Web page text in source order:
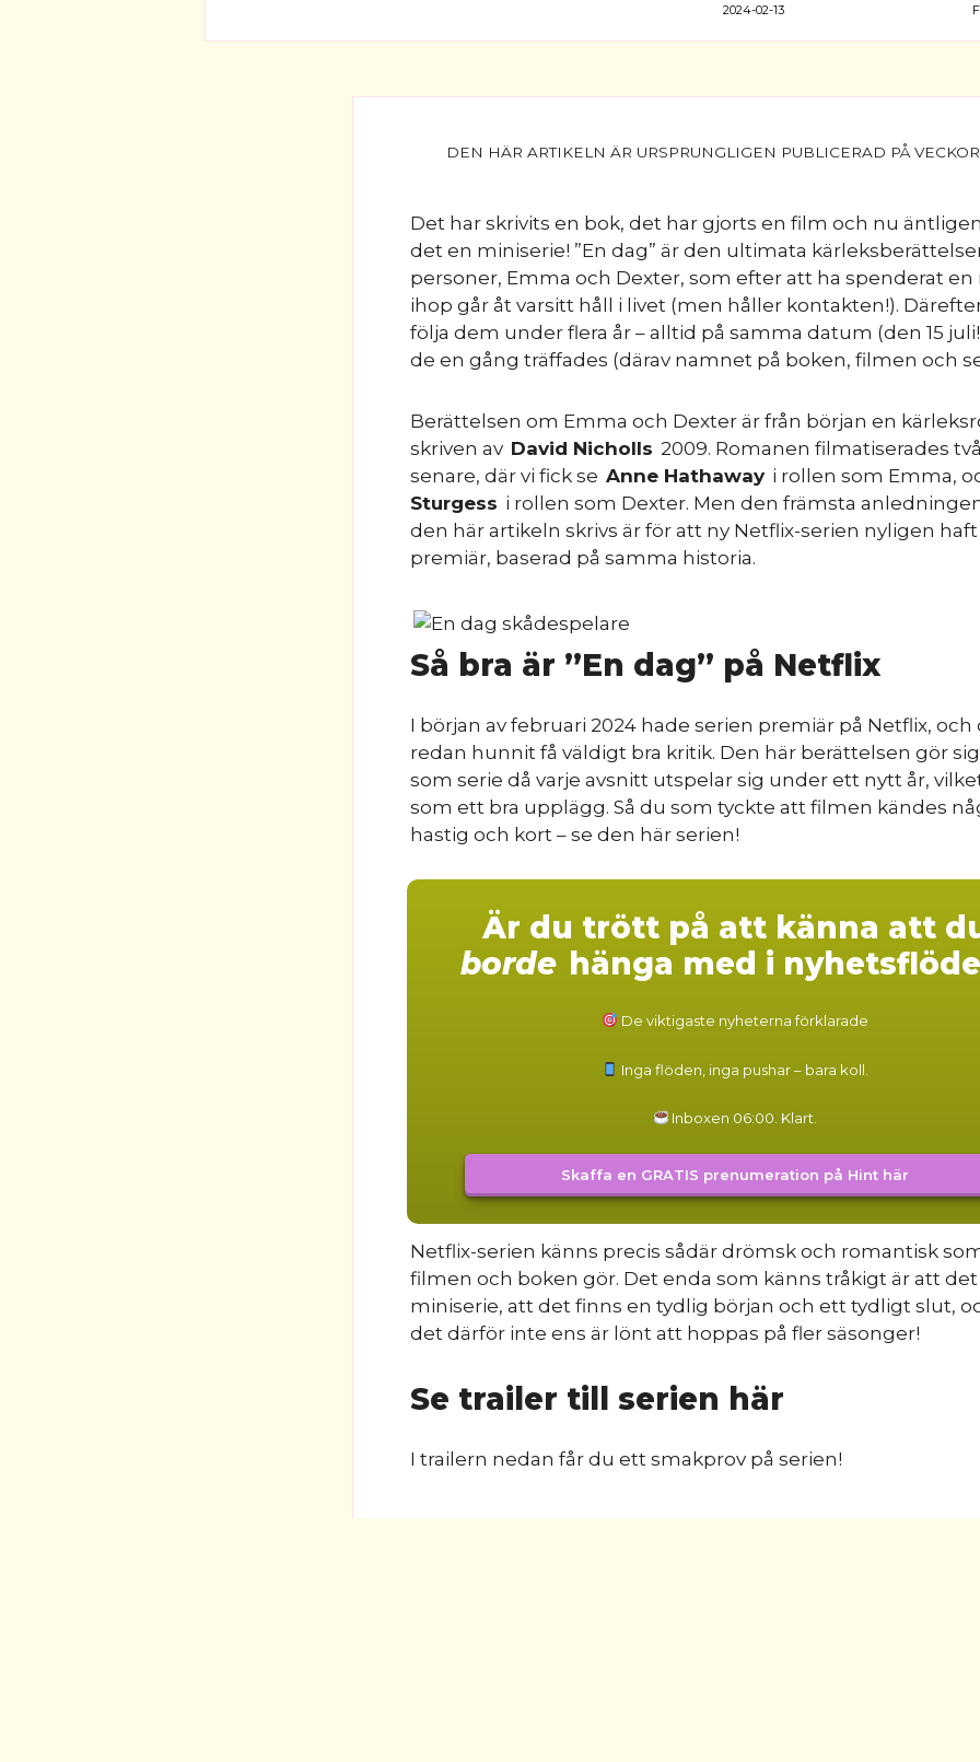
2024-02-13
Det har skrivits en bok, det har gjorts en film och nu
det en miniserie! ”En dag” är den ultimata
personer, Emma och Dexter, som efter att ha spenderat en
ihop går åt varsitt håll i livet (men håller kontakten!).
följa dem under flera år – alltid på samma datum (den 15
de en gång träffades (därav namnet på boken, filmen och
Berättelsen om Emma och Dexter är från början en
skriven av David Nicholls 2009. Romanen filmatiserades
senare, där vi fick se Anne Hathaway i rollen som Emma,
Sturgess i rollen som Dexter. Men den främsta
den här artikeln skrivs är för att ny Netflix-serien nyligen haft
premiär, baserad på samma historia.
Så bra är ”En dag” på Netflix
I början av februari 2024 hade serien premiär på Netflix, och
redan hunnit få väldigt bra kritik. Den här berättelsen gör
som serie då varje avsnitt utspelar sig under ett nytt år,
som ett bra upplägg. Så du som tyckte att filmen kändes
hastig och kort – se den här serien!
Är du trött på att känna att
borde hänga med i
De viktigaste nyheterna förklarade
Inga flöden, inga pushar – bara koll.
Inboxen 06:00. Klart.
Skaffa en GRATIS prenumeration på Hint här
Netflix-serien känns precis sådär drömsk och romantisk
filmen och boken gör. Det enda som känns tråkigt är att det
miniserie, att det finns en tydlig början och ett tydligt slut,
det därför inte ens är lönt att hoppas på fler säsonger!
Se trailer till serien här
I trailern nedan får du ett smakprov på serien!